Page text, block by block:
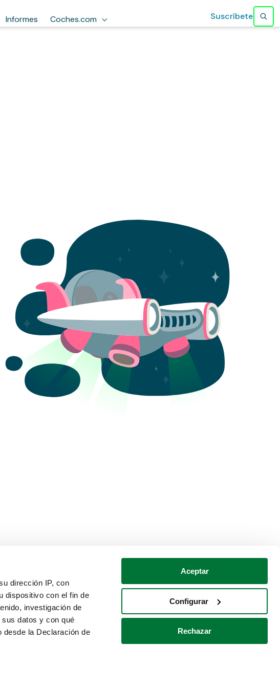
dirección IP, con
dispositivo con el fin de
investigación de
datos y con qué
desde la Declaración de
Aceptar
Configurar
Rechazar
Informes Coches.com Suscríbete